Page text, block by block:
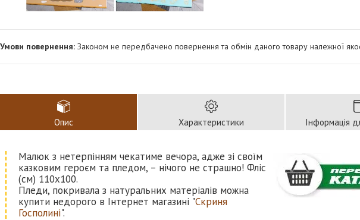
Законом не передбачено повернення та обмін даного товару належної
Опис Характеристики Інформація
Малюк з нетерпінням чекатиме вечора, адже зі своїм
казковим героєм та пледом, – нічого не страшно! Фліс
(см) 110х100.
Пледи, покривала з натуральних матеріалів можна
купити недорого в Інтернет магазині "Скриня
Госполині".